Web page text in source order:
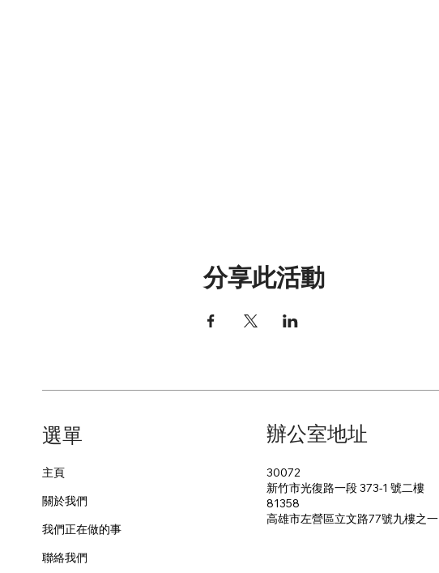
分享此活動
主頁
關於我們
我們正在做的事
聯絡我們
​選單 辦公室地址
30072
新竹市光復路一段 373-1 號二樓
81358
​高雄市左營區立文路77號九樓之一